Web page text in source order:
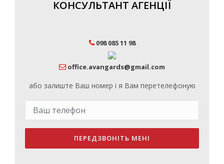
КОНСУЛЬТАНТ АГЕНЦІЇ
098 085 11 98
office.avangards@gmail.com
або залиште Ваш номер і я Вам перетелефоную
ПЕРЕДЗВОНІТЬ МЕНІ